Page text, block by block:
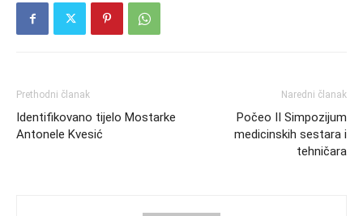
Prethodni članak
Identifikovano tijelo Mostarke
Antonele Kvesić
Naredni članak
Počeo II Simpozijum
medicinskih sestara i
tehničara